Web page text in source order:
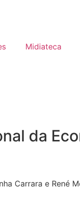
Midiateca
da
Carrara e René